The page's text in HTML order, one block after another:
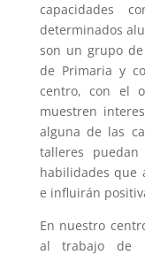
capacidades
determinados
son un grupo
de Primaria y
centro, con el
muestren
alguna de las
talleres
habilidades que
e influirán
En nuestro
al trabajo de